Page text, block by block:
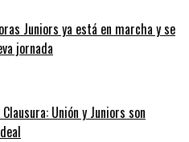
Juniors ya está en marcha y se
jornada
Unión y Juniors son